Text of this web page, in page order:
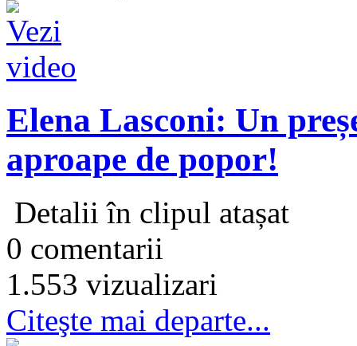
Elena Lasconi: Un
aproape de popor!
Detalii în clipul atașat
0 comentarii
1.553 vizualizari
Citeşte mai departe...